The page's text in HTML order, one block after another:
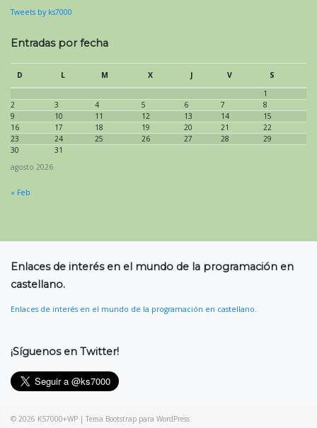
Tweets by ks7000
Entradas por fecha
agosto 2026
D L M X J V
S
1
2
3 4 5 6 7
8
9
10 11 12 13 14
15
16
17 18 19 20 21
22
23
24 25 26 27 28
29
30
31
« Feb
Enlaces de interés en el mundo de la programación en
castellano.
Enlaces de interés en el mundo de la programación en castellano.
¡Síguenos en Twitter!
© 2026 KS7000+WP | Tema Bootstrap para WordPress